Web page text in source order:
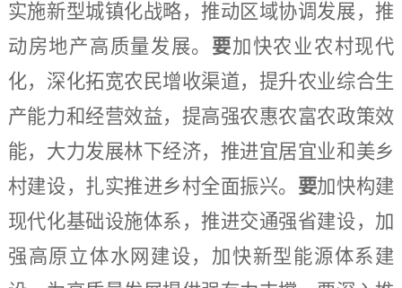
实施新型城镇化战略，推动区域协调发展，推
动房地产高质量发展。 要加快农业农村现代
化，深化拓宽农民增收渠道，提升农业综合生
产能力和经营效益，提高强农惠农富农政策效
能，大力发展林下经济，推进宜居宜业和美乡
村建设，扎实推进乡村全面振兴。 要加快构建
现代化基础设施体系，推进交通强省建设，加
强高原立体水网建设，加快新型能源体系建